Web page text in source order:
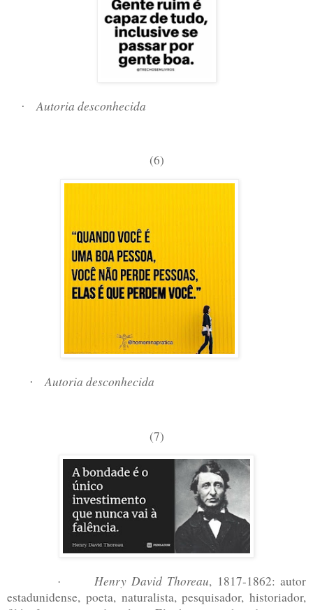
Autoria desconhecida
(6)
Autoria desconhecida
(7)
Henry David Thoreau, 1817-1862: autor
estadunidense, poeta, naturalista, pesquisador, historiador,